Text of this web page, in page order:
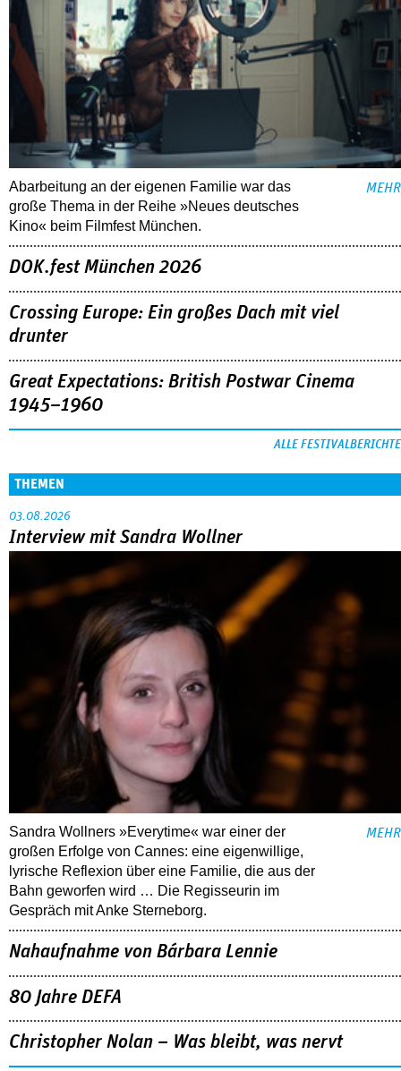
Abarbeitung an der eigenen Familie war das
große Thema in der Reihe »Neues deutsches
Kino« beim Filmfest München.
MEHR
DOK.fest München 2026
Crossing Europe: Ein großes Dach mit viel
drunter
Great Expectations: British Postwar Cinema
1945–1960
ALLE FESTIVALBERICHTE
THEMEN
03.08.2026
Interview mit Sandra Wollner
Sandra Wollners »Everytime« war einer der
großen Erfolge von Cannes: eine eigenwillige,
lyrische Reflexion über eine ­Familie, die aus der
Bahn geworfen wird … Die Regisseurin im
Gespräch mit Anke Sterneborg.
MEHR
Nahaufnahme von Bárbara Lennie
80 Jahre DEFA
Christopher Nolan – Was bleibt, was nervt